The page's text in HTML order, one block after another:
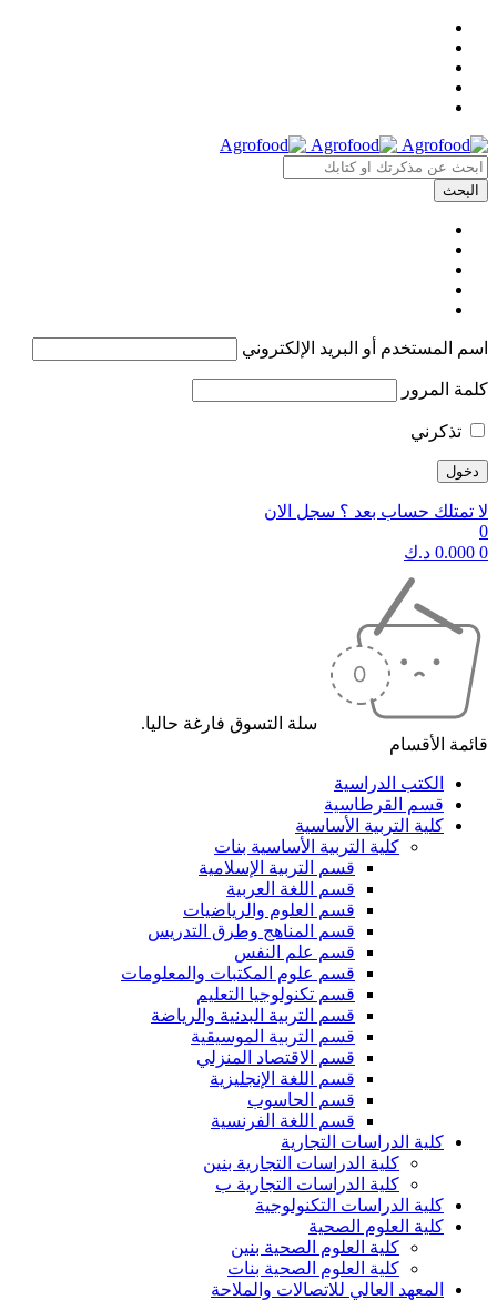
اسم المستخدم أو البريد الإلكتروني
كلمة المرور
تذكرني
لا تمتلك حساب بعد ؟ سجل الان
0
0
0.000 د.ك
سلة التسوق فارغة حاليا.
قائمة الأقسام
الكتب الدراسية
قسم القرطاسية
كلية التربية الأساسية
كلية التربية الأساسية بنات
قسم التربية الإسلامية
قسم اللغة العربية
قسم العلوم والرياضيات
قسم المناهج وطرق التدريس
قسم علم النفس
قسم علوم المكتبات والمعلومات
قسم تكنولوجيا التعليم
قسم التربية البدنية والرياضة
قسم التربية الموسيقية
قسم الاقتصاد المنزلي
قسم اللغة الإنجليزية
قسم الحاسوب
قسم اللغة الفرنسية
كلية الدراسات التجارية
كلية الدراسات التجارية بنين
كلية الدراسات التجارية ب
كلية الدراسات التكنولوجية
كلية العلوم الصحية
كلية العلوم الصحية بنين
كلية العلوم الصحية بنات
المعهد العالي للاتصالات والملاحة